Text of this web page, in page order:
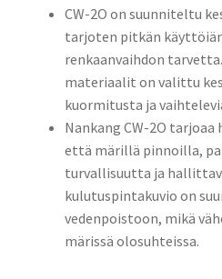
CW-2O on suunniteltu
tarjoten pitkän
renkaanvaihdon
materiaalit on valittu
kuormitusta ja
Nankang CW-2O tarjoaa
että märillä pinnoilla,
turvallisuutta ja
kulutuspintakuvio on
vedenpoistoon, mikä
märissä olosuhteissa.